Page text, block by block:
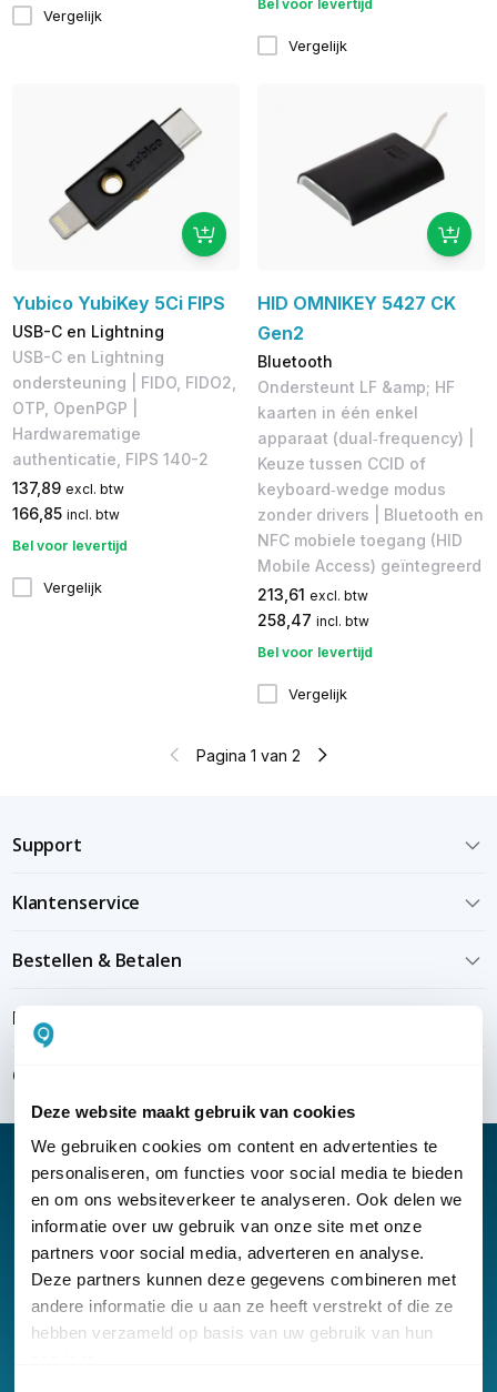
Deze website maakt gebruik van cookies
We gebruiken cookies om content en advertenties te
personaliseren, om functies voor social media te bieden
en om ons websiteverkeer te analyseren. Ook delen we
informatie over uw gebruik van onze site met onze
partners voor social media, adverteren en analyse.
Deze partners kunnen deze gegevens combineren met
andere informatie die u aan ze heeft verstrekt of die ze
hebben verzameld op basis van uw gebruik van hun
Vergelijk
Bel voor levertijd
Vergelijk
Yubico YubiKey 5Ci FIPS
USB-C en Lightning
USB-C en Lightning
ondersteuning | FIDO, FIDO2,
OTP, OpenPGP |
Hardwarematige
authenticatie, FIPS 140-2
137,89 excl. btw
166,85 incl. btw
Bel voor levertijd
Vergelijk
HID OMNIKEY 5427 CK
Gen2
Bluetooth
Ondersteunt LF &amp; HF
kaarten in één enkel
apparaat (dual‑frequency) |
Keuze tussen CCID of
keyboard‑wedge modus
zonder drivers | Bluetooth en
NFC mobiele toegang (HID
Mobile Access) geïntegreerd
213,61 excl. btw
258,47 incl. btw
Bel voor levertijd
Vergelijk
Pagina 1 van 2
Support
Klantenservice
Bestellen & Betalen
Bezorgen & installeren
Over KommaGo
Nieuwsbrief
Klantenservice